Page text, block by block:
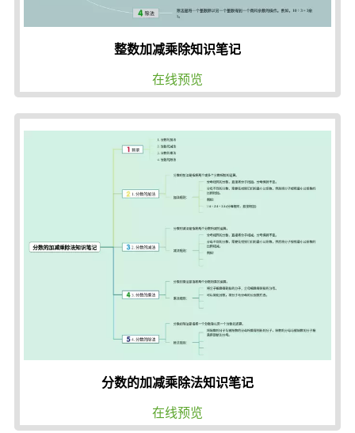
整数加减乘除知识笔记
在线预览
分数的加减乘除法知识笔记
在线预览